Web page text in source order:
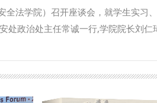
实理论根基，持续深学细悟习近平党
。二是坚守党性本色，传承践行伟大
员勤学争先，以实际行动践行入党誓
体推进、深度融合，各党支部发挥战
党105周年。 （供稿：外国语学院 撰
法学院）召开座谈会，就学生实习
处政治处主任常诚一行,学院院长刘仁
习实训、就业核心议题展开了热烈讨
论与铁路公安一线实战紧密结合。通
与业务流程，切实提升学生的警务实
生提供更多施展才华的广阔舞台。同